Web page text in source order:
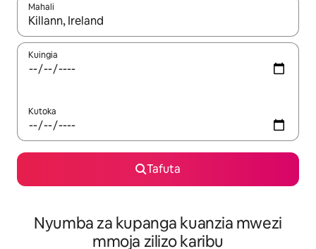
Mahali
Wakati matokeo yanapatikana, vinjari kwa kutumia vitufe vya
Kuingia
Kutoka
Tafuta
Nyumba za kupanga kuanzia mwezi
mmoja zilizo karibu